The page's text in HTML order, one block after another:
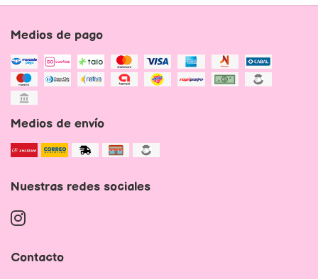
Medios de pago
Medios de envío
Nuestras redes sociales
Contacto